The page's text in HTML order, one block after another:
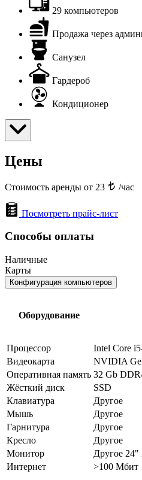
29 компьютеров
Продажа через
Санузел
Гардероб
Кондиционер
Цены
Стоимость аренды от 23 /час
Посмотреть прайс-лист
Способы оплаты
Наличные
Карты
Конфигурация компьютеров
Оборудование
Процессор
Intel Core
Видеокарта
NVIDIA
Оперативная память 32 Gb
Жёсткий диск
SSD
Клавиатура
Другое
Мышь
Другое
Гарнитура
Другое
Кресло
Другое
Монитор
Другое 24"
Интернет
>100 Мбит